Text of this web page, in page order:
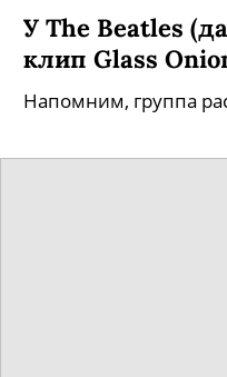
У The Beatles
клип Glass
Напомним, группа